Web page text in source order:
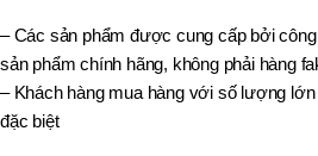
– Các sản phẩm được cung cấp bởi
sản phẩm chính hãng, không phải hàng
– Khách hàng mua hàng với số lượng
đặc biệt